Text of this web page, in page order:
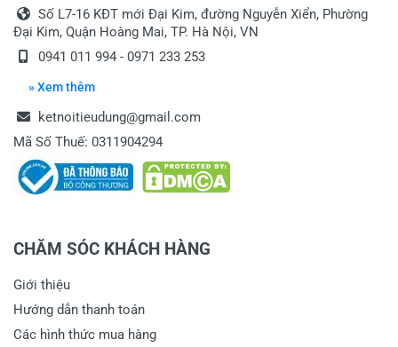
Số L7-16 KĐT mới Đại Kim, đường Nguyễn Xiển, Phường
Đại Kim, Quận Hoàng Mai, TP. Hà Nội, VN
0941 011 994 - 0971 233 253
» Xem thêm
ketnoitieudung@gmail.com
Mã Số Thuế: 0311904294
CHĂM SÓC KHÁCH HÀNG
Giới thiệu
Hướng dẫn thanh toán
Các hình thức mua hàng